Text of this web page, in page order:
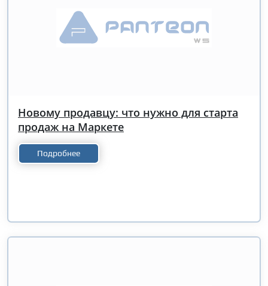
Новому продавцу: что нужно для старта
продаж на Маркете
Подробнее